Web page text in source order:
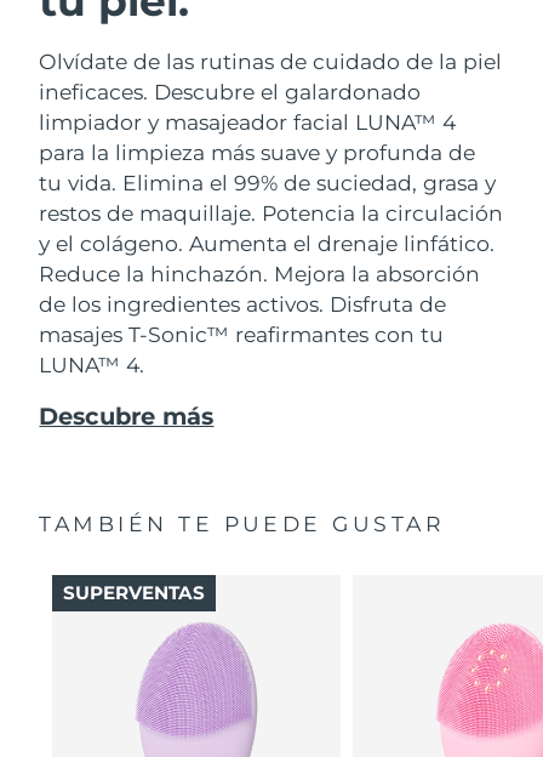
Olvídate de las rutinas de cuidado de la piel
ineficaces. Descubre el galardonado
limpiador y masajeador facial LUNA™ 4
para la limpieza más suave y profunda de
tu vida. Elimina el 99% de suciedad, grasa y
restos de maquillaje. Potencia la circulación
y el colágeno. Aumenta el drenaje linfático.
Reduce la hinchazón. Mejora la absorción
de los ingredientes activos. Disfruta de
masajes T-Sonic™ reafirmantes con tu
LUNA™ 4.
Descubre más
TAMBIÉN TE PUEDE GUSTAR
SUPERVENTAS